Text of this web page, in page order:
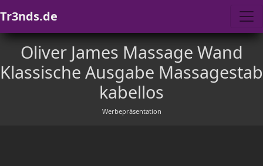
Tr3nds.de
Oliver James Massage Wand
Klassische Ausgabe Massagestab
kabellos
Werbepräsentation